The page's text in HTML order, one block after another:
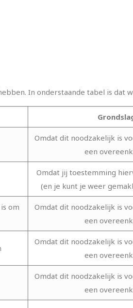
In onderstaande tabel is dat
Omdat dit noodzakelijk is
een
Omdat jij toestemming
(en je kunt je weer
om
Omdat dit noodzakelijk is
een
Omdat dit noodzakelijk is
een
Omdat dit noodzakelijk is
een